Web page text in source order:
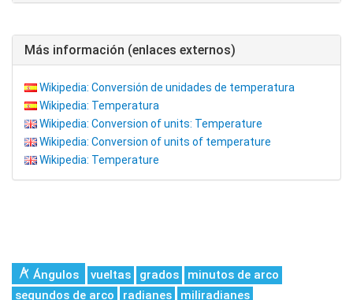
Más información (enlaces externos)
Wikipedia: Conversión de unidades de temperatura
Wikipedia: Temperatura
Wikipedia: Conversion of units: Temperature
Wikipedia: Conversion of units of temperature
Wikipedia: Temperature
Ángulos vueltas grados
minutos de arco
segundos de arco
radianes
miliradianes